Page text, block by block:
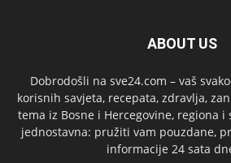
ABOUT US
Dobrodošli na sve24.com – vaš
korisnih savjeta, recepata, zdravlja,
tema iz Bosne i Hercegovine, regiona i
jednostavna: pružiti vam pouzdane,
informacije 24 sata